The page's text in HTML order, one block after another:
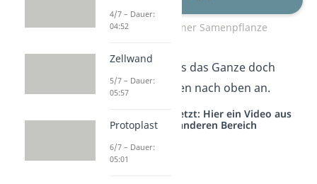
Aufbau einer Samenpflanze
Schauen wir uns das Ganze doch
einmal von unten nach oben an.
Studyflix vernetzt: Hier ein Video aus
einem anderen Bereich
4/7 – Dauer:
04:52
Zellwand
5/7 – Dauer:
05:57
Protoplast
6/7 – Dauer:
05:01